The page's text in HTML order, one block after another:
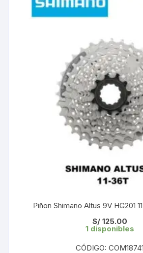
Piñon Shimano Altus 9V HG201
S/ 125.00
1 disponibles
CÓDIGO: COM18741